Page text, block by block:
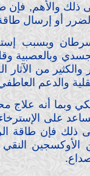
ذلك والأهم,
أو إرسال
وبسبب
وبالعصبية
والكثير من
والدعم
وبما أنه
على
ذلك فإن طاقة
الأوكسجين